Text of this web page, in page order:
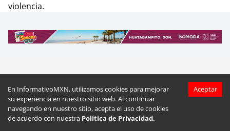
En InformativoMXN, utilizamos cookies para mejorar
su experiencia en nuestro sitio web. Al continuar
navegando en nuestro sitio, acepta el uso de cookies
de acuerdo con nuestra Política de Privacidad.
Aceptar
violencia.